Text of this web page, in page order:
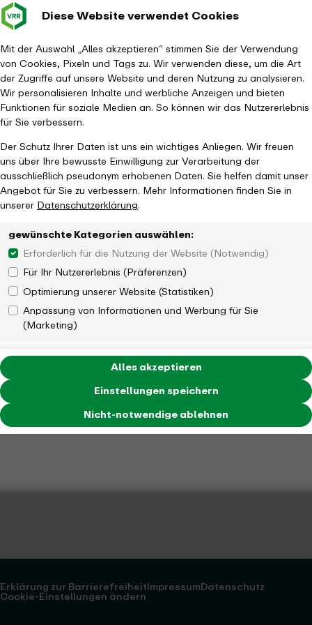
Diese Website verwendet Cookies
Mit der Auswahl „Alles akzeptieren“ stimmen Sie der Verwendung
von Cookies, Pixeln und Tags zu. Wir verwenden diese, um die Art
der Zugriffe auf unsere Website und deren Nutzung zu analysieren.
Wir personalisieren Inhalte und werbliche Anzeigen und bieten
Funktionen für soziale Medien an. So können wir das Nutzererlebnis
für Sie verbessern.
Der Schutz Ihrer Daten ist uns ein wichtiges Anliegen. Wir freuen
uns über Ihre bewusste Einwilligung zur Verarbeitung der
ausschließlich pseudonym erhobenen Daten. Sie helfen damit unser
Angebot für Sie zu verbessern. Mehr Informationen finden Sie in
unsererDatenschutzerklärung.
gewünschte Kategorien auswählen:
Erforderlich für die Nutzung der Website (Notwendig)
Für Ihr Nutzererlebnis (Präferenzen)
Optimierung unserer Website (Statistiken)
Anpassung von Informationen und Werbung für Sie
(Marketing)
Einstellungen speichern
Nicht-notwendige ablehnen
Alles akzeptieren
Verkehrsverbund Baustellen im
Leichte
Fahrplanauskunft
Erklärung zur BarrierefreiheitImpressumDatenschutz
Cookie-Einstellungen ändern